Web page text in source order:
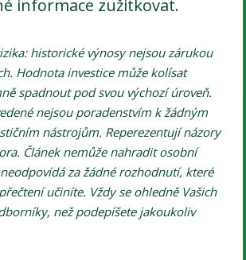
informace zužitkovat.
historické výnosy nejsou zárukou
Hodnota investice může kolísat
spadnout pod svou výchozí úroveň.
nejsou poradenstvím k žádným
nástrojům. Reperezentují názory
Článek nemůže nahradit osobní
za žádné rozhodnutí, které
učiníte. Vždy se ohledně Vašich
než podepíšete jakoukoliv